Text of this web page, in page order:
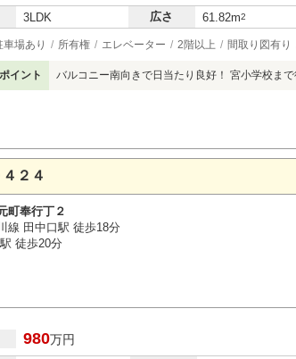
3LDK 広さ 61.82m2
車場あり 所有権 エレベーター 2階以上 間取り図有り
イント バルコニー南向きで日当たり良好！ 宮小学校ま
２４
町奉行丁２
線 田中口駅 徒歩18分
徒歩20分
980万円